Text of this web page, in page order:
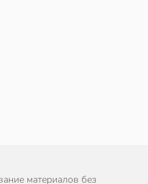
материалов без